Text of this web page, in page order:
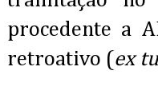
procedente a
retroativo (ex